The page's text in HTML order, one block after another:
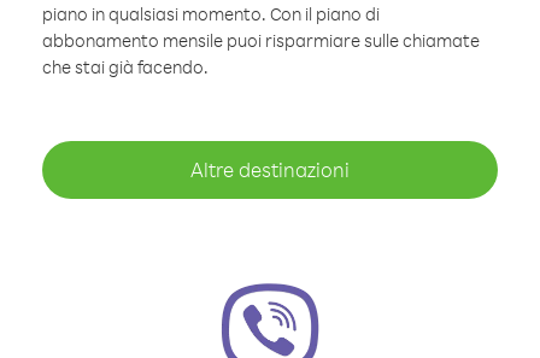
piano in qualsiasi momento. Con il piano di
abbonamento mensile puoi risparmiare sulle chiamate
che stai già facendo.
Altre destinazioni